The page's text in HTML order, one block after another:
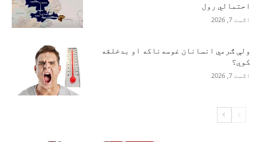
احتمالي رول
اګست 7, 2026
ولې ګرمي انسانان غوسه‌ناکه او بدخلقه
کوي؟
اګست 7, 2026